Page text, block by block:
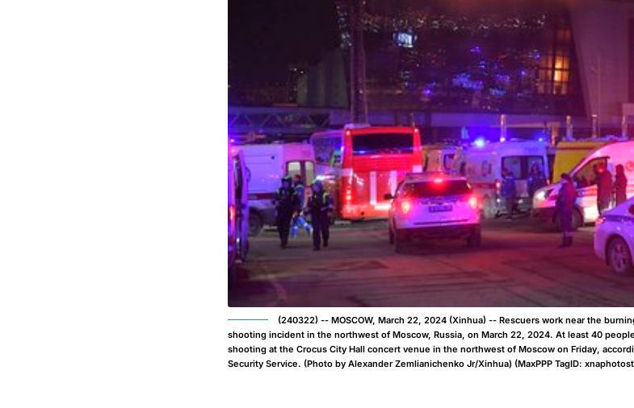
(240322) -- MOSCOW, March 22, 2024 (Xinhua) -- Rescuers work near the
shooting incident in the northwest of Moscow, Russia, on March 22, 2024. At least 40
shooting at the Crocus City Hall concert venue in the northwest of Moscow on Friday,
Security Service. (Photo by Alexander Zemlianichenko Jr/Xinhua) (MaxPPP TagID: